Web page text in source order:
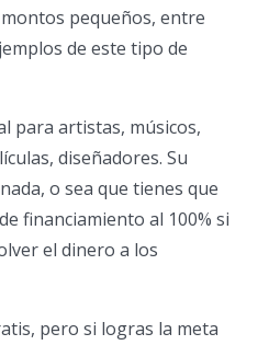
pequeños, entre
de este tipo de
para artistas, músicos,
diseñadores. Su
o sea que tienes que
financiamiento al 100% si
el dinero a los
pero si logras la meta